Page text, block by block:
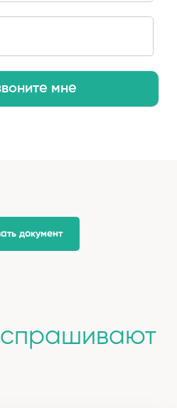
мне
документ